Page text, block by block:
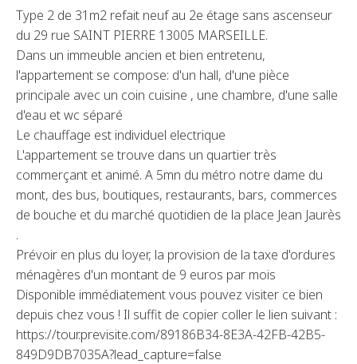
Type 2 de 31m2 refait neuf au 2e étage sans ascenseur
du 29 rue SAINT PIERRE 13005 MARSEILLE.
Dans un immeuble ancien et bien entretenu,
l'appartement se compose: d'un hall, d'une pièce
principale avec un coin cuisine , une chambre, d'une salle
d'eau et wc séparé
Le chauffage est individuel electrique
L'appartement se trouve dans un quartier très
commerçant et animé. A 5mn du métro notre dame du
mont, des bus, boutiques, restaurants, bars, commerces
de bouche et du marché quotidien de la place Jean Jaurès
.
Prévoir en plus du loyer, la provision de la taxe d'ordures
ménagères d'un montant de 9 euros par mois
Disponible immédiatement vous pouvez visiter ce bien
depuis chez vous ! Il suffit de copier coller le lien suivant :
https://tour.previsite.com/89186B34-8E3A-42FB-42B5-
849D9DB7035A?lead_capture=false